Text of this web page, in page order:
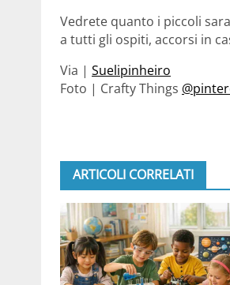
Vedrete quanto i piccoli
a tutti gli ospiti, accorsi in
Via | Suelipinheiro
Foto | Crafty Things
ARTICOLI CORRELATI